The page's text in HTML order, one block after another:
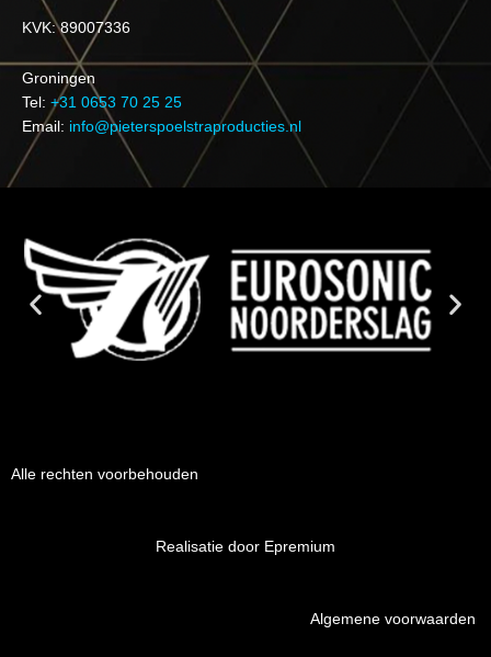
KVK: 89007336
Groningen
Tel: +31 0653 70 25 25
Email: info@pieterspoelstraproducties.nl
Alle rechten voorbehouden
Realisatie door Epremium
Algemene voorwaarden